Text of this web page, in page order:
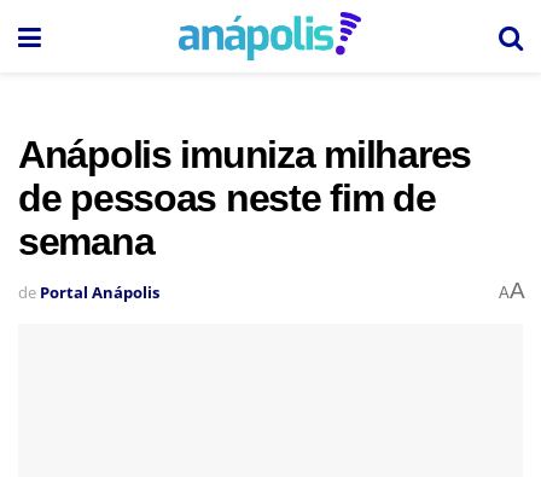
Anápolis imuniza milhares
de pessoas neste fim de
semana
de Portal Anápolis AA